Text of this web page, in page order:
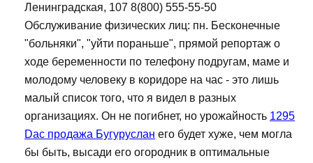
Ленинградская, 107 8(800) 555-55-50
Обслуживание физических лиц: пн. Бесконечные
"больняки", "уйти пораньше", прямой репортаж о
ходе беременности по телефону подругам, маме и
молодому человеку в коридоре на час - это лишь
малый список того, что я видел в разных
организациях. Он не погибнет, но урожайность 1295
Dac продажа Бугуруслан его будет хуже, чем могла
бы быть, высади его огородник в оптимальные